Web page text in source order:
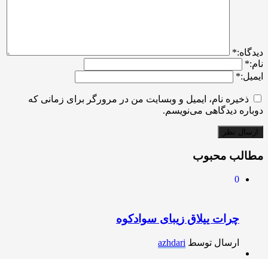
ديدگاه:*
نام:*
ایمیل:*
ذخیره نام، ایمیل و وبسایت من در مرورگر برای زمانی که
دوباره دیدگاهی می‌نویسم.
مطالب محبوب
0
چرات ییلاق زیبای سوادکوه
ارسال توسط azhdari